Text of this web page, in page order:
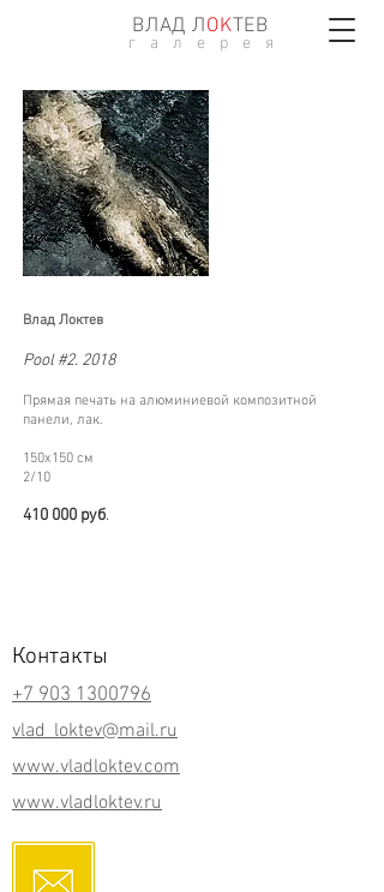
ВЛАД ЛОKТЕВ
г а л е р е я
Влад Локтев
Pool #2. 2018
Прямая печать на алюминиевой композитной
панели, лак.
150х150 см
2/10
410 000 руб.
Контакты
+7 903 1300796
vlad_loktev@mail.ru
www.vladloktev.com
www.vladloktev.ru